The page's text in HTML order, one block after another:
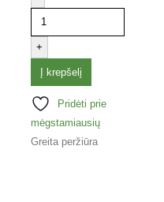
+
Į krepšelį
Pridėti prie
mėgstamiausių
Greita peržiūra